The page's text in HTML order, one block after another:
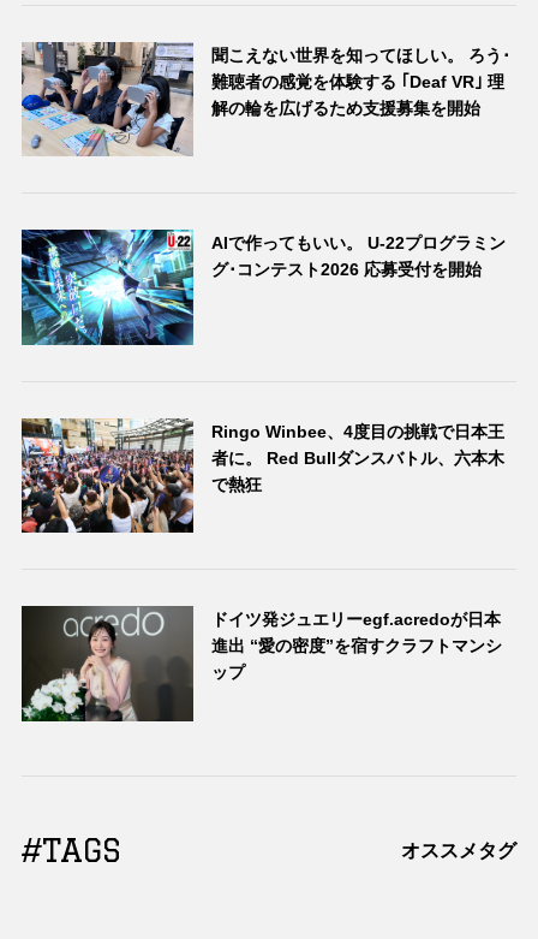
聞こえない世界を知ってほしい。 ろう･
難聴者の感覚を体験する ｢Deaf VR｣ 理
解の輪を広げるため支援募集を開始
AIで作ってもいい。 U-22プログラミン
グ･コンテスト2026 応募受付を開始
Ringo Winbee、4度目の挑戦で日本王
者に。 Red Bullダンスバトル、六本木
で熱狂
ドイツ発ジュエリーegf.acredoが日本
進出 “愛の密度”を宿すクラフトマンシ
ップ
#TAGS オススメタグ